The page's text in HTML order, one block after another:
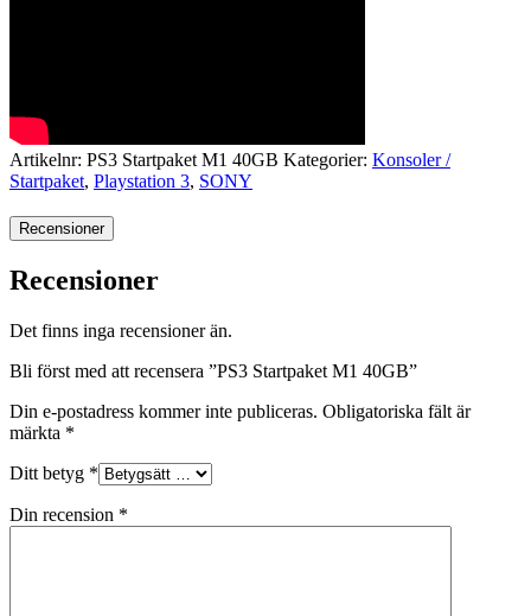
Artikelnr: PS3 Startpaket M1 40GB Kategorier: Konsoler /
Startpaket, Playstation 3, SONY
Recensioner
Recensioner
Det finns inga recensioner än.
Bli först med att recensera ”PS3 Startpaket M1 40GB”
Din e-postadress kommer inte publiceras. Obligatoriska fält är
märkta *
Ditt betyg *
Din recension *